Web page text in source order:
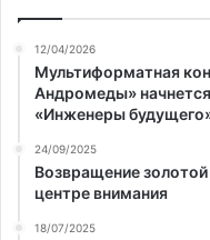
12/04/2026
Мультиформатная
Андромеды»
«Инженеры
24/09/2025
Возвращение
центре внимания
18/07/2025